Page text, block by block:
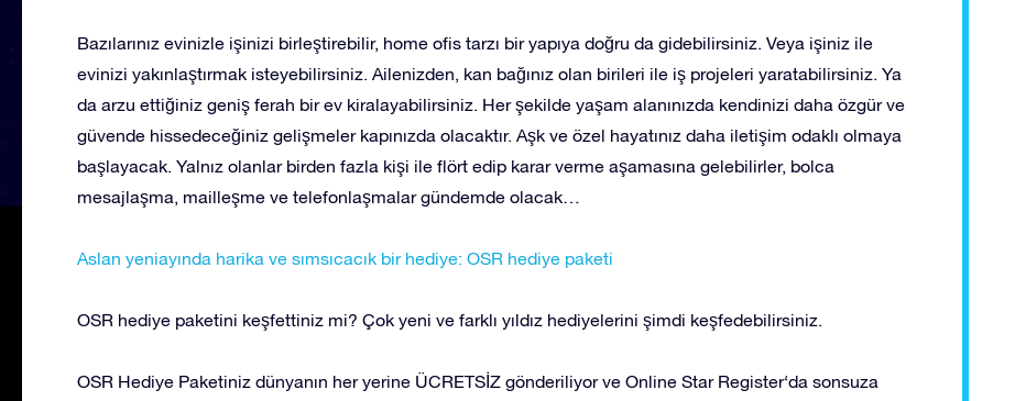
Bazılarınız evinizle işinizi birleştirebilir, home ofis tarzı bir yapıya doğru da gidebilirsiniz. Veya işiniz ile
evinizi yakınlaştırmak isteyebilirsiniz. Ailenizden, kan bağınız olan birileri ile iş projeleri yaratabilirsiniz. Ya
da arzu ettiğiniz geniş ferah bir ev kiralayabilirsiniz. Her şekilde yaşam alanınızda kendinizi daha özgür ve
güvende hissedeceğiniz gelişmeler kapınızda olacaktır. Aşk ve özel hayatınız daha iletişim odaklı olmaya
başlayacak. Yalnız olanlar birden fazla kişi ile flört edip karar verme aşamasına gelebilirler, bolca
mesajlaşma, mailleşme ve telefonlaşmalar gündemde olacak…
Aslan yeniayında harika ve sımsıcacık bir hediye: OSR hediye paketi
OSR hediye paketini keşfettiniz mi? Çok yeni ve farklı yıldız hediyelerini şimdi keşfedebilirsiniz.
OSR Hediye Paketiniz dünyanın her yerine ÜCRETSİZ gönderiliyor ve Online Star Register‘da sonsuza